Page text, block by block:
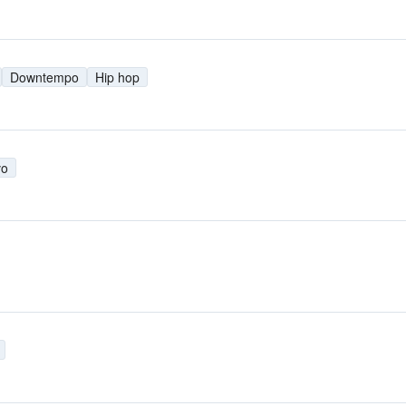
Downtempo Hip hop